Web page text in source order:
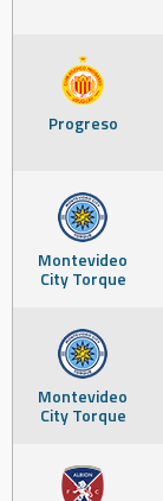
Progreso
Montevideo
City Torque
Montevideo
City Torque